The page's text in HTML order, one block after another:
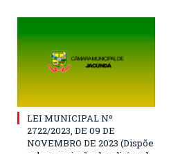
LEI MUNICIPAL Nº
2722/2023, DE 09 DE
NOVEMBRO DE 2023 (Dispõe